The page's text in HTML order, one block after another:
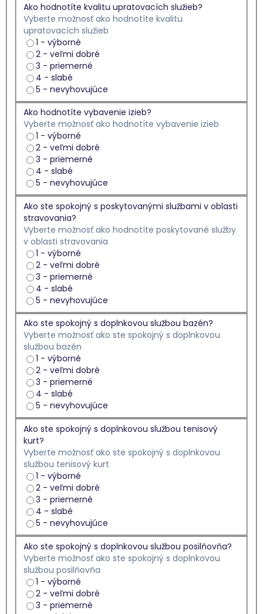
Ako hodnotíte kvalitu upratovacích služieb?
Vyberte možnosť ako hodnotíte kvalitu
upratovacích služieb
1 - výborné
2 - veľmi dobré
3 - priemerné
4 - slabé
5 - nevyhovujúce
Ako hodnotíte vybavenie izieb?
Vyberte možnosť ako hodnotíte vybavenie izieb
1 - výborné
2 - veľmi dobré
3 - priemerné
4 - slabé
5 - nevyhovujúce
Ako ste spokojný s poskytovanými službami v oblasti
stravovania?
Vyberte možnosť ako hodnotíte poskytované služby
v oblasti stravovania
1 - výborné
2 - veľmi dobré
3 - priemerné
4 - slabé
5 - nevyhovujúce
Ako ste spokojný s doplnkovou službou bazén?
Vyberte možnosť ako ste spokojný s doplnkovou
službou bazén
1 - výborné
2 - veľmi dobré
3 - priemerné
4 - slabé
5 - nevyhovujúce
Ako ste spokojný s doplnkovou službou tenisový
kurt?
Vyberte možnosť ako ste spokojný s doplnkovou
službou tenisový kurt
1 - výborné
2 - veľmi dobré
3 - priemerné
4 - slabé
5 - nevyhovujúce
Ako ste spokojný s doplnkovou službou posilňovňa?
Vyberte možnosť ako ste spokojný s doplnkovou
službou posilňovňa
1 - výborné
2 - veľmi dobré
3 - priemerné